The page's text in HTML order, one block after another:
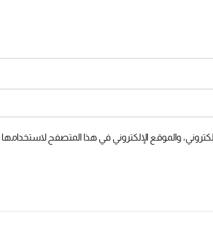
والموقع الإلكتروني في هذا المتصفح لاستخدامها